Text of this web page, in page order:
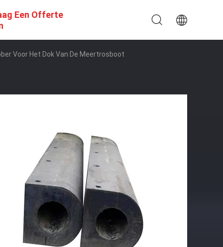
Een Offerte
Voor Het Dok Van De Meertrosboot